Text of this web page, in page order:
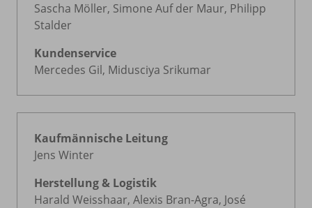
Sascha Möller, Simone Auf der Maur, Philipp
Stalder
Kundenservice
Mercedes Gil, Midusciya Srikumar
Kaufmännische Leitung
Jens Winter
Herstellung & Logistik
Harald Weisshaar, Alexis Bran-Agra, José